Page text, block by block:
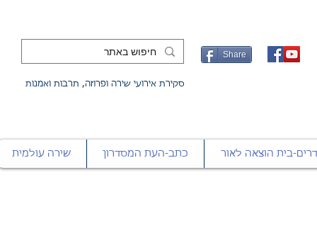
Share
סקירת אירועי שירה ופרוזה, תרבות ואמנות
בית הוצאה לאור כתב-העת המסדרון שירה עולמית